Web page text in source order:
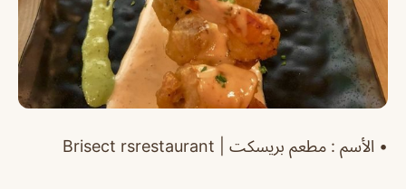
• الأسم : مطعم بريسكت | Brisect rsrestaurant